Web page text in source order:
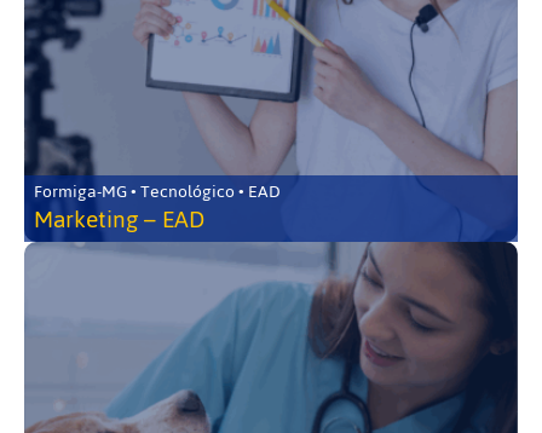
Formiga-MG • Tecnológico • EAD
Marketing – EAD